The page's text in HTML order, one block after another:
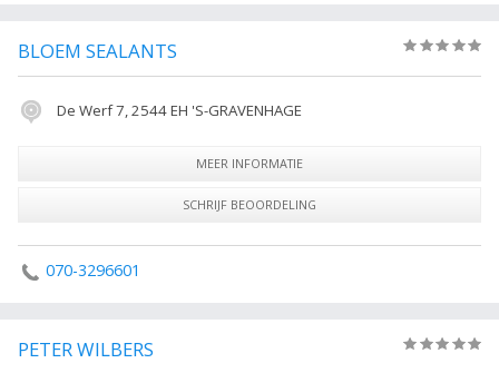
BLOEM SEALANTS
De Werf 7, 2544 EH 'S-GRAVENHAGE
MEER INFORMATIE
SCHRIJF BEOORDELING
070-3296601
PETER WILBERS